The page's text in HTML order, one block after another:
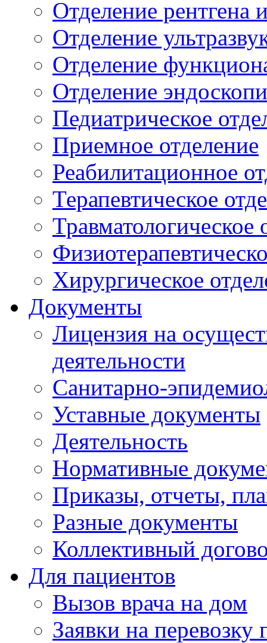
Отделение рентгена
Отделение
Отделение
Отделение
Педиатрическое
Приемное отделение
Реабилитационное
Терапевтическое
Травматологическое
Хирургическое
Документы
Лицензия на
деятельности
Санитарно-
Уставные документы
Деятельность
Нормативные
Приказы, отчеты,
Разные документы
Коллективный
Для пациентов
Вызов врача на дом
Заявки на перевозку